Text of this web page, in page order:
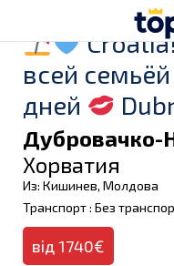
всей семьёй
дней
Дубровачко-
Хорватия
Из: Кишинев, Молдова
Транспорт : Без
від 1740€